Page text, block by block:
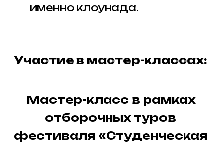
именно клоунада.
Участие в мастер-классах:
Мастер-класс в рамках
отборочных туров
фестиваля «Студенческая